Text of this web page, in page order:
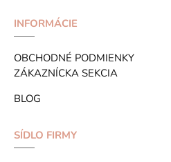
INFORMÁCIE
OBCHODNÉ PODMIENKY
ZÁKAZNÍCKA SEKCIA
BLOG
SÍDLO FIRMY